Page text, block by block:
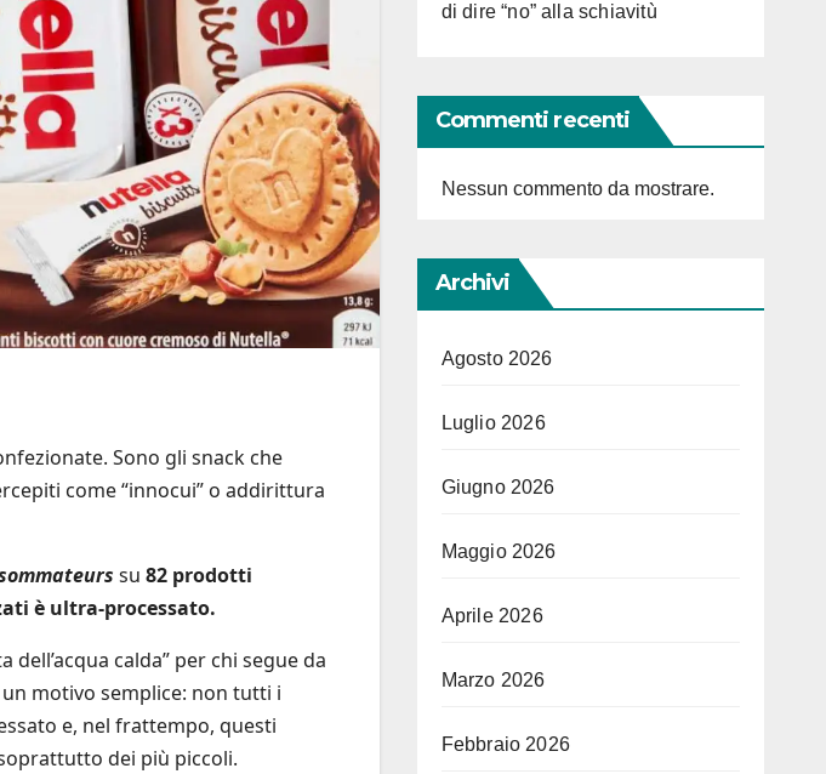
Sono gli snack che
come “innocui” o addirittura
su 82 prodotti
è ultra-processato.
calda” per chi segue da
motivo semplice: non tutti i
e, nel frattempo, questi
dei più piccoli.
di dire “no” alla schiavitù
Commenti recenti
Nessun commento da mostrare.
Archivi
Agosto 2026
Luglio 2026
Giugno 2026
Maggio 2026
Aprile 2026
Marzo 2026
Febbraio 2026